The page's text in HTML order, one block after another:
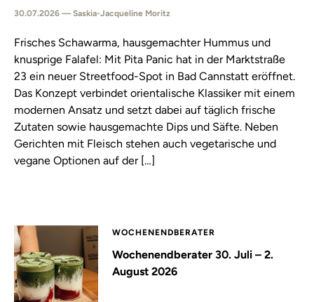
30.07.2026 — Saskia-Jacqueline Moritz
Frisches Schawarma, hausgemachter Hummus und
knusprige Falafel: Mit Pita Panic hat in der Marktstraße
23 ein neuer Streetfood-Spot in Bad Cannstatt eröffnet.
Das Konzept verbindet orientalische Klassiker mit einem
modernen Ansatz und setzt dabei auf täglich frische
Zutaten sowie hausgemachte Dips und Säfte. Neben
Gerichten mit Fleisch stehen auch vegetarische und
vegane Optionen auf der […]
WOCHENENDBERATER
Wochenendberater 30. Juli – 2.
August 2026